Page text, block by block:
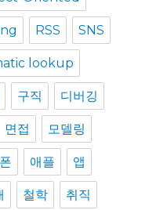
RSS SNS
lookup
구직 디버깅
면접 모델링
애플 앱
철학 취직